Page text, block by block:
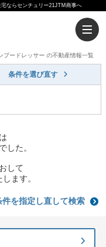
ならセンチュリー21JTM商事へ
プードレッサー の不動産情報一覧
条件を選び直す
した。
して
ます。
件を指定し直して検索